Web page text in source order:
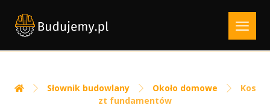
Słownik budowlany Około domowe
Kos
zt fundamentów